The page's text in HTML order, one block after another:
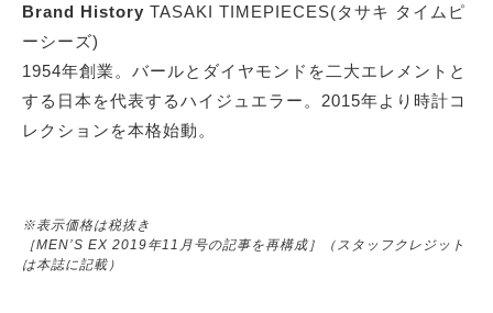
Brand History TASAKI TIMEPIECES(タサキ タイムピ
ーシーズ)
1954年創業。バールとダイヤモンドを二大エレメントと
する日本を代表するハイジュエラー。2015年より時計コ
レクションを本格始動。
※表示価格は税抜き
［MEN’S EX 2019年11月号の記事を再構成］（スタッフクレジット
は本誌に記載）